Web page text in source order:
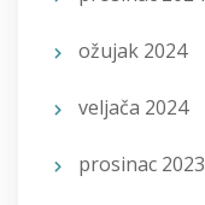
ožujak 2024
veljača 2024
prosinac 2023